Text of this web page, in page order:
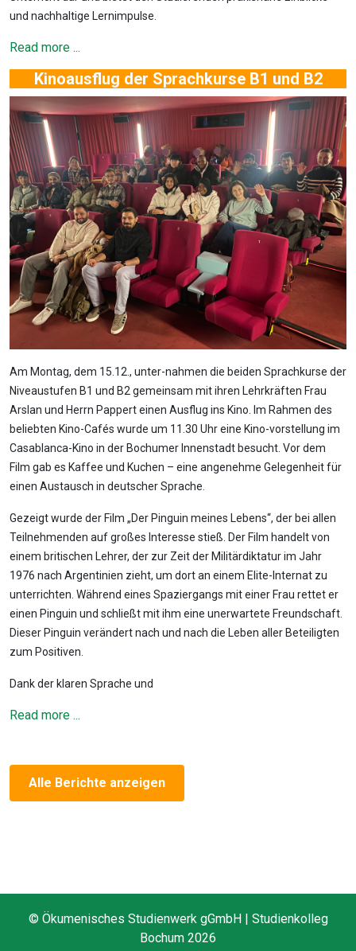
und nachhaltige Lernimpulse.
Read more ...
Kinoausflug der Sprachkurse B1 und B2
Am Montag, dem 15.12., unter-nahmen die beiden Sprachkurse der
Niveaustufen B1 und B2 gemeinsam mit ihren Lehrkräften Frau
Arslan und Herrn Pappert einen Ausflug ins Kino. Im Rahmen des
beliebten Kino-Cafés wurde um 11.30 Uhr eine Kino-vorstellung im
Casablanca-Kino in der Bochumer Innenstadt besucht. Vor dem
Film gab es Kaffee und Kuchen – eine angenehme Gelegenheit für
einen Austausch in deutscher Sprache.
Gezeigt wurde der Film „Der Pinguin meines Lebens“, der bei allen
Teilnehmenden auf großes Interesse stieß. Der Film handelt von
einem britischen Lehrer, der zur Zeit der Militärdiktatur im Jahr
1976 nach Argentinien zieht, um dort an einem Elite-Internat zu
unterrichten. Während eines Spaziergangs mit einer Frau rettet er
einen Pinguin und schließt mit ihm eine unerwartete Freundschaft.
Dieser Pinguin verändert nach und nach die Leben aller Beteiligten
zum Positiven.
Dank der klaren Sprache und
Read more ...
Alle Berichte anzeigen
© Ökumenisches Studienwerk gGmbH | Studienkolleg
Bochum 2026